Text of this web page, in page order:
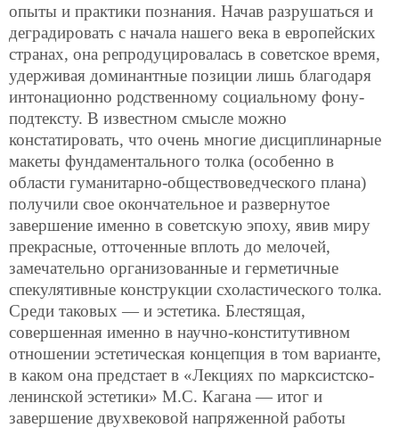
опыты и практики познания. Начав разрушаться и
деградировать с начала нашего века в европейских
странах, она репродуцировалась в советское время,
удерживая доминантные позиции лишь благодаря
интонационно родственному социальному фону-
подтексту. В известном смысле можно
констатировать, что очень многие дисциплинарные
макеты фундаментального толка (особенно в
области гуманитарно-обществоведческого плана)
получили свое окончательное и развернутое
завершение именно в советскую эпоху, явив миру
прекрасные, отточенные вплоть до мелочей,
замечательно организованные и герметичные
спекулятивные конструкции схоластического толка.
Среди таковых — и эстетика. Блестящая,
совершенная именно в научно-конститутивном
отношении эстетическая концепция в том варианте,
в каком она предстает в «Лекциях по марксистско-
ленинской эстетики» М.С. Кагана — итог и
завершение двухвековой напряженной работы